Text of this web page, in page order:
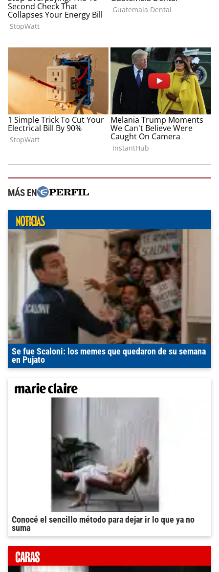
MÁS EN
Se fue Scaloni: los memes que quedaron de su semana
en Pujato
Conocé el sencillo método para dejar ir lo que ya no
suma